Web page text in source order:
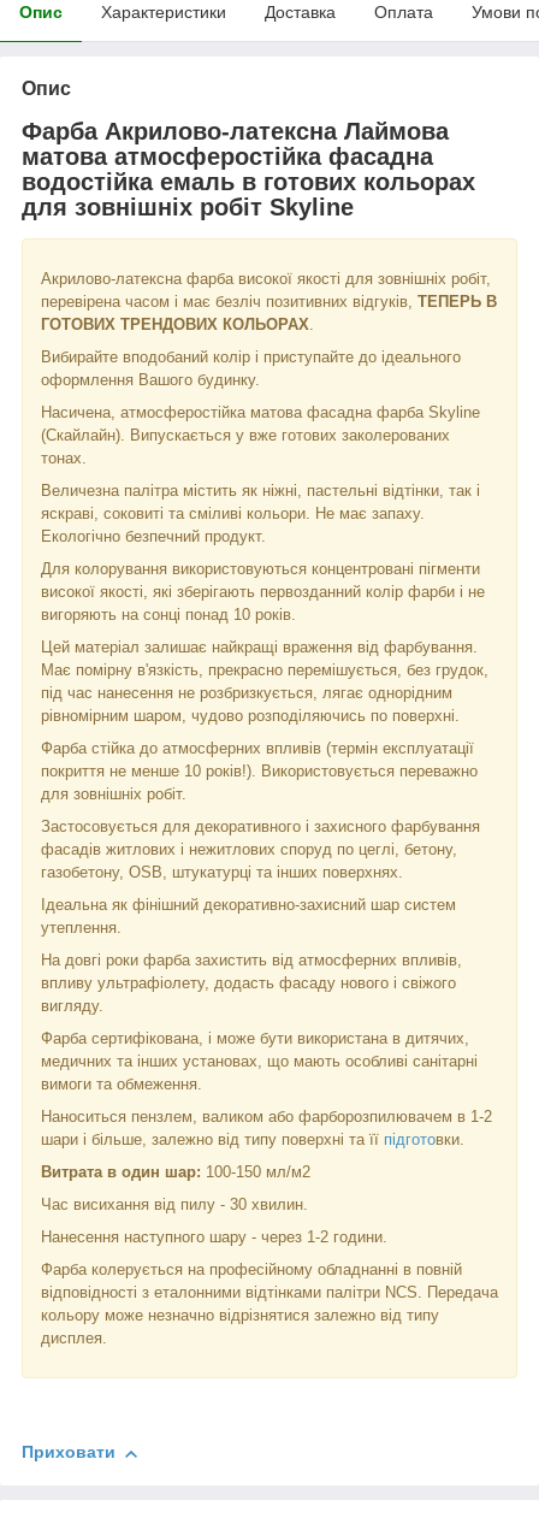
Опис Характеристики Доставка Оплата Умови
Опис
Фарба Акрилово-латексна Лаймова
матова атмосферостійка фасадна
водостійка емаль в готових кольорах
для зовнішніх робіт Skyline
Акрилово-латексна фарба високої якості для зовнішніх робіт,
перевірена часом і має безліч позитивних відгуків, ТЕПЕРЬ В
ГОТОВИХ ТРЕНДОВИХ КОЛЬОРАХ.
Вибирайте вподобаний колір і приступайте до ідеального
оформлення Вашого будинку.
Насичена, атмосферостійка матова фасадна фарба Skyline
(Скайлайн). Випускається у вже готових заколерованих
тонах.
Величезна палітра містить як ніжні, пастельні відтінки, так і
яскраві, соковиті та сміливі кольори. Не має запаху.
Екологічно безпечний продукт.
Для колорування використовуються концентровані пігменти
високої якості, які зберігають первозданний колір фарби і не
вигоряють на сонці понад 10 років.
Цей матеріал залишає найкращі враження від фарбування.
Має помірну в'язкість, прекрасно перемішується, без грудок,
під час нанесення не розбризкується, лягає однорідним
рівномірним шаром, чудово розподіляючись по поверхні.
Фарба стійка до атмосферних впливів (термін експлуатації
покриття не менше 10 років!). Використовується переважно
для зовнішніх робіт.
Застосовується для декоративного і захисного фарбування
фасадів житлових і нежитлових споруд по цеглі, бетону,
газобетону, OSB, штукатурці та інших поверхнях.
Ідеальна як фінішний декоративно-захисний шар систем
утеплення.
На довгі роки фарба захистить від атмосферних впливів,
впливу ультрафіолету, додасть фасаду нового і свіжого
вигляду.
Фарба сертифікована, і може бути використана в дитячих,
медичних та інших установах, що мають особливі санітарні
вимоги та обмеження.
Наноситься пензлем, валиком або фарборозпилювачем в 1-2
шари і більше, залежно від типу поверхні та її підготовки.
Витрата в один шар: 100-150 мл/м2
Час висихання від пилу - 30 хвилин.
Нанесення наступного шару - через 1-2 години.
Фарба колерується на професійному обладнанні в повній
відповідності з еталонними відтінками палітри NCS. Передача
кольору може незначно відрізнятися залежно від типу
дисплея.
Приховати